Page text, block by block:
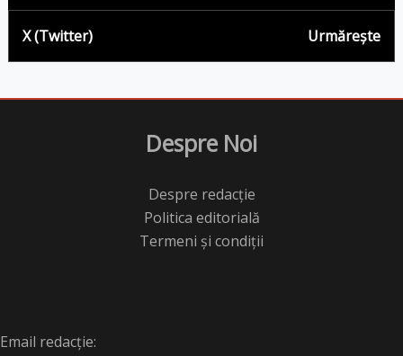
X (Twitter) Urmărește
Despre Noi
Despre redacție
Politica editorială
Termeni și condiții
Email redacție: